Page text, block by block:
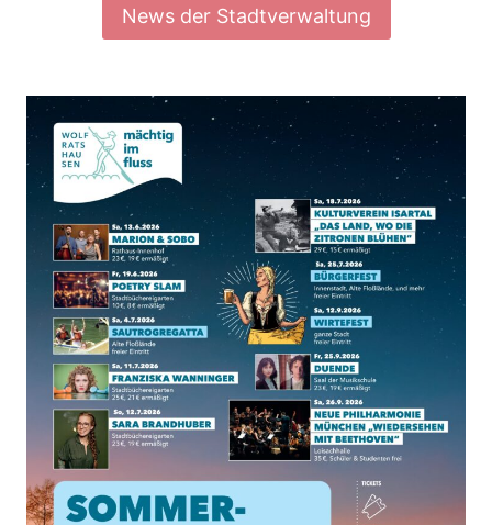
News der Stadtverwaltung